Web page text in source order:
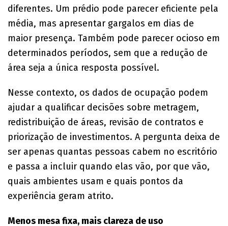
diferentes. Um prédio pode parecer eficiente pela
média, mas apresentar gargalos em dias de
maior presença. Também pode parecer ocioso em
determinados períodos, sem que a redução de
área seja a única resposta possível.
Nesse contexto, os dados de ocupação podem
ajudar a qualificar decisões sobre metragem,
redistribuição de áreas, revisão de contratos e
priorização de investimentos. A pergunta deixa de
ser apenas quantas pessoas cabem no escritório
e passa a incluir quando elas vão, por que vão,
quais ambientes usam e quais pontos da
experiência geram atrito.
Menos mesa fixa, mais clareza de uso